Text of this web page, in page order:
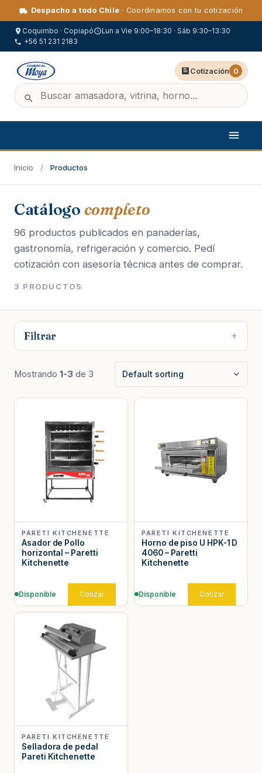
Despacho a todo Chile · Coordinamos con tu cotización
Coquimbo · Copiapó
Lun a Vie 9:00–18:30 · Sáb 9:30–13:30
+56 51 231 2183
Cotización 0
Inicio / Productos
Catálogo completo
96 productos publicados en panaderías,
gastronomía, refrigeración y comercio. Pedí
cotización con asesoría técnica antes de comprar.
3 PRODUCTOS
Filtrar
Mostrando 1-3 de 3
PARETI KITCHENETTE
Asador de Pollo
horizontal – Paretti
Kitchenette
Disponible Cotizar
PARETI KITCHENETTE
Horno de piso U HPK-1 D
4060 – Paretti
Kitchenette
Disponible Cotizar
PARETI KITCHENETTE
Selladora de pedal
Pareti Kitchenette